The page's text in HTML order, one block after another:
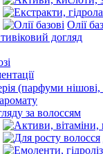
Олії
(парфуми нішові,
за волоссям